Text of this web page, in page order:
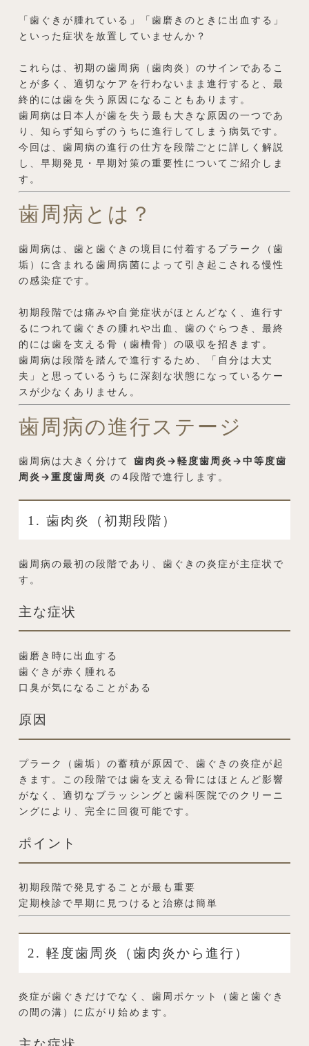
「歯ぐきが腫れている」「歯磨きのときに出血する」
といった症状を放置していませんか？
これらは、初期の歯周病（歯肉炎）のサインであるこ
とが多く、適切なケアを行わないまま進行すると、最
終的には歯を失う原因になることもあります。
歯周病は日本人が歯を失う最も大きな原因の一つであ
り、知らず知らずのうちに進行してしまう病気です。
今回は、歯周病の進行の仕方を段階ごとに詳しく解説
し、早期発見・早期対策の重要性についてご紹介しま
す。
歯周病とは？
歯周病は、歯と歯ぐきの境目に付着するプラーク（歯
垢）に含まれる歯周病菌によって引き起こされる慢性
の感染症です。
初期段階では痛みや自覚症状がほとんどなく、進行す
るにつれて歯ぐきの腫れや出血、歯のぐらつき、最終
的には歯を支える骨（歯槽骨）の吸収を招きます。
歯周病は段階を踏んで進行するため、「自分は大丈
夫」と思っているうちに深刻な状態になっているケー
スが少なくありません。
歯周病の進行ステージ
歯周病は大きく分けて 歯肉炎→軽度歯周炎→中等度歯
周炎→重度歯周炎 の4段階で進行します。
1. 歯肉炎（初期段階）
歯周病の最初の段階であり、歯ぐきの炎症が主症状で
す。
主な症状
歯磨き時に出血する
歯ぐきが赤く腫れる
口臭が気になることがある
原因
プラーク（歯垢）の蓄積が原因で、歯ぐきの炎症が起
きます。この段階では歯を支える骨にはほとんど影響
がなく、適切なブラッシングと歯科医院でのクリーニ
ングにより、完全に回復可能です。
ポイント
初期段階で発見することが最も重要
定期検診で早期に見つけると治療は簡単
2. 軽度歯周炎（歯肉炎から進行）
炎症が歯ぐきだけでなく、歯周ポケット（歯と歯ぐき
の間の溝）に広がり始めます。